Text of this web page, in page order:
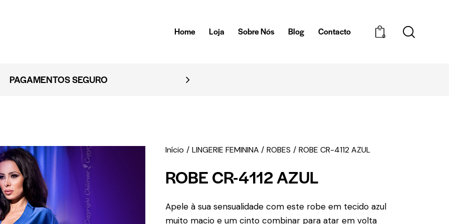
Home Loja Sobre Nós Blog Contacto 0
EMBALAGEM DISCRETA
Início LINGERIE FEMININA ROBES ROBE CR-4112 AZUL
ROBE CR-4112 AZUL
Apele à sua sensualidade com este robe em tecido azul
muito macio e um cinto combinar para atar em volta